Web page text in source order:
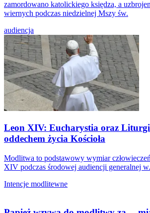
zamordowano katolickiego księdza, a
wiernych podczas niedzielnej Mszy św.
audiencja
Leon XIV: Eucharystia oraz
oddechem życia Kościoła
Modlitwa to podstawowy wymiar
XIV podczas środowej audiencji generalnej
Intencje modlitewne